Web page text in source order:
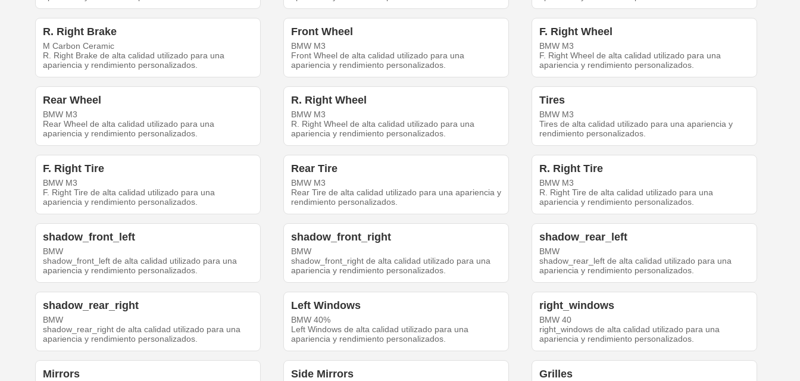
R. Right Brake
M Carbon Ceramic
R. Right Brake de alta calidad utilizado para una
apariencia y rendimiento personalizados.
Front Wheel
BMW M3
Front Wheel de alta calidad utilizado para una
apariencia y rendimiento personalizados.
F. Right Wheel
BMW M3
F. Right Wheel de alta calidad utilizado para una
apariencia y rendimiento personalizados.
Rear Wheel
BMW M3
Rear Wheel de alta calidad utilizado para una
apariencia y rendimiento personalizados.
R. Right Wheel
BMW M3
R. Right Wheel de alta calidad utilizado para una
apariencia y rendimiento personalizados.
Tires
BMW M3
Tires de alta calidad utilizado para una apariencia y
rendimiento personalizados.
F. Right Tire
BMW M3
F. Right Tire de alta calidad utilizado para una
apariencia y rendimiento personalizados.
Rear Tire
BMW M3
Rear Tire de alta calidad utilizado para una apariencia y
rendimiento personalizados.
R. Right Tire
BMW M3
R. Right Tire de alta calidad utilizado para una
apariencia y rendimiento personalizados.
shadow_front_left
BMW
shadow_front_left de alta calidad utilizado para una
apariencia y rendimiento personalizados.
shadow_front_right
BMW
shadow_front_right de alta calidad utilizado para una
apariencia y rendimiento personalizados.
shadow_rear_left
BMW
shadow_rear_left de alta calidad utilizado para una
apariencia y rendimiento personalizados.
shadow_rear_right
BMW
shadow_rear_right de alta calidad utilizado para una
apariencia y rendimiento personalizados.
Left Windows
BMW 40%
Left Windows de alta calidad utilizado para una
apariencia y rendimiento personalizados.
right_windows
BMW 40
right_windows de alta calidad utilizado para una
apariencia y rendimiento personalizados.
Mirrors Side Mirrors Grilles